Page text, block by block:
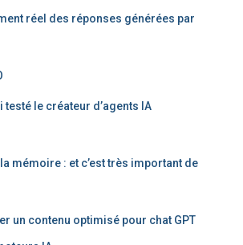
réel des réponses générées par
testé le créateur d’agents IA
la mémoire : et c’est très important de
un contenu optimisé pour chat GPT